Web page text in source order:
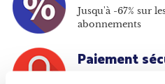
Jusqu'à -67% sur
abonnements
Paiement